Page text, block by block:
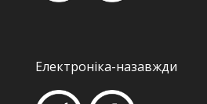
Електроніка-назавжди